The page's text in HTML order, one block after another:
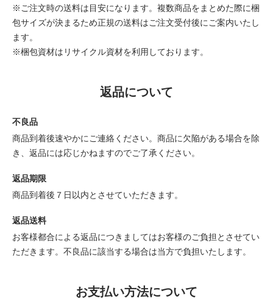
※ご注文時の送料は目安になります。複数商品をまとめた際に梱
包サイズが決まるため正規の送料はご注文受付後にご案内いたし
ます。
※梱包資材はリサイクル資材を利用しております。
返品について
不良品
商品到着後速やかにご連絡ください。商品に欠陥がある場合を除
き、返品には応じかねますのでご了承ください。
返品期限
商品到着後７日以内とさせていただきます。
返品送料
お客様都合による返品につきましてはお客様のご負担とさせてい
ただきます。不良品に該当する場合は当方で負担いたします。
お支払い方法について